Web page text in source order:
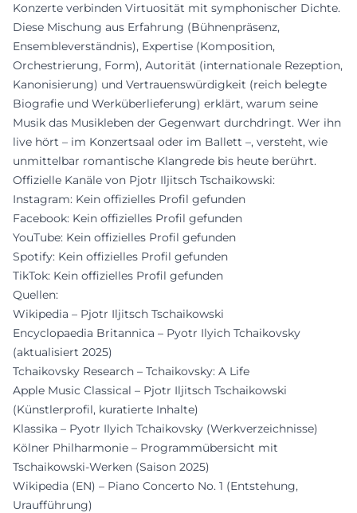
Konzerte verbinden Virtuosität mit symphonischer Dichte.
Diese Mischung aus Erfahrung (Bühnenpräsenz,
Ensembleverständnis), Expertise (Komposition,
Orchestrierung, Form), Autorität (internationale Rezeption,
Kanonisierung) und Vertrauenswürdigkeit (reich belegte
Biografie und Werküberlieferung) erklärt, warum seine
Musik das Musikleben der Gegenwart durchdringt. Wer ihn
live hört – im Konzertsaal oder im Ballett –, versteht, wie
unmittelbar romantische Klangrede bis heute berührt.
Offizielle Kanäle von Pjotr Iljitsch Tschaikowski:
Instagram: Kein offizielles Profil gefunden
Facebook: Kein offizielles Profil gefunden
YouTube: Kein offizielles Profil gefunden
Spotify: Kein offizielles Profil gefunden
TikTok: Kein offizielles Profil gefunden
Quellen:
Wikipedia – Pjotr Iljitsch Tschaikowski
Encyclopaedia Britannica – Pyotr Ilyich Tchaikovsky
(aktualisiert 2025)
Tchaikovsky Research – Tchaikovsky: A Life
Apple Music Classical – Pjotr Iljitsch Tschaikowski
(Künstlerprofil, kuratierte Inhalte)
Klassika – Pyotr Ilyich Tchaikovsky (Werkverzeichnisse)
Kölner Philharmonie – Programmübersicht mit
Tschaikowski-Werken (Saison 2025)
Wikipedia (EN) – Piano Concerto No. 1 (Entstehung,
Uraufführung)